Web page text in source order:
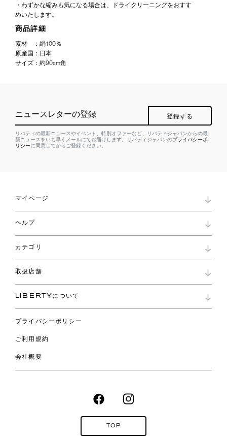
・わずかな縮みも気になる場合は、ドライクリーニングをおすす
めいたします。
商品詳細
素材 ： 絹100％
原産国 ： 日本
サイズ ： 約90cm角
ニュースレターの登録 登録する
リバティの最新ニュースやイベント、特別オファーなど、リバティジャパンからの最
新ニュースをいち早くメールにてお届けします。リバティジャパンのプライバシーポ
リシーに同意してからご登録ください。
マイページ
ロイヤリティプログラム
パスワード再設定
ショッピングバッグ
ヘルプ
お問い合わせ
よくあるご質問
ご利用ガイド
カテゴリ
コレクション
ファブリックス
バッグ
ウェア
ライフスタイル
スペシャル
取扱店舗
リバティ・ファブリックス
LIBERTYについて
プライバシーポリシー
ご利用規約
会社概要
TOP